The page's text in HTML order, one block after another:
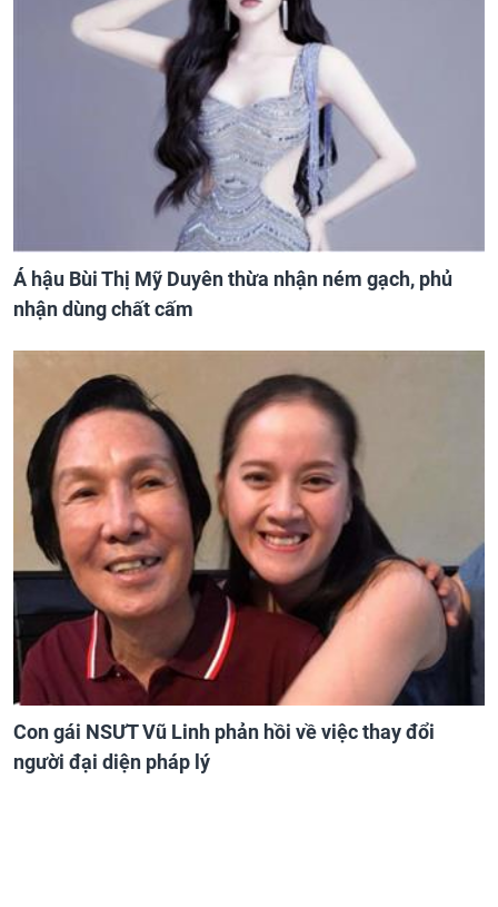
Á hậu Bùi Thị Mỹ Duyên thừa nhận ném gạch, phủ
nhận dùng chất cấm
Con gái NSƯT Vũ Linh phản hồi về việc thay đổi
người đại diện pháp lý